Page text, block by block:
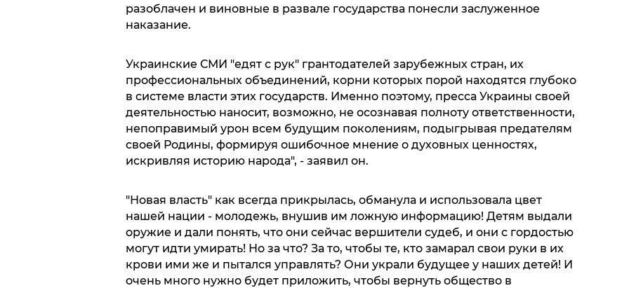
разоблачен и виновные в развале государства понесли заслуженное
наказание.
Украинские СМИ "едят с рук" грантодателей зарубежных стран, их
профессиональных объединений, корни которых порой находятся глубоко
в системе власти этих государств. Именно поэтому, пресса Украины своей
деятельностью наносит, возможно, не осознавая полноту ответственности,
непоправимый урон всем будущим поколениям, подыгрывая предателям
своей Родины, формируя ошибочное мнение о духовных ценностях,
искривляя историю народа", - заявил он.
"Новая власть" как всегда прикрылась, обманула и использовала цвет
нашей нации - молодежь, внушив им ложную информацию! Детям выдали
оружие и дали понять, что они сейчас вершители судеб, и они с гордостью
могут идти умирать! Но за что? За то, чтобы те, кто замарал свои руки в их
крови ими же и пытался управлять? Они украли будущее у наших детей! И
очень много нужно будет приложить, чтобы вернуть общество в